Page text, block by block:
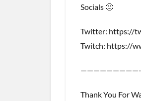
Socials 🙂
Twitter: https://
Twitch: https://
—————————-
Thank You For